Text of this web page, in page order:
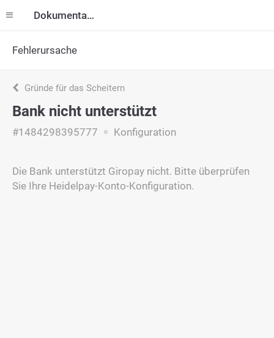
Dokumentation
Fehlerursache
Gründe für das Scheitern
Bank nicht unterstützt
#1484298395777 Konfiguration
Die Bank unterstützt Giropay nicht. Bitte überprüfen
Sie Ihre Heidelpay-Konto-Konfiguration.